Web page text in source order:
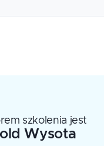
szkolenia jest
Wysota